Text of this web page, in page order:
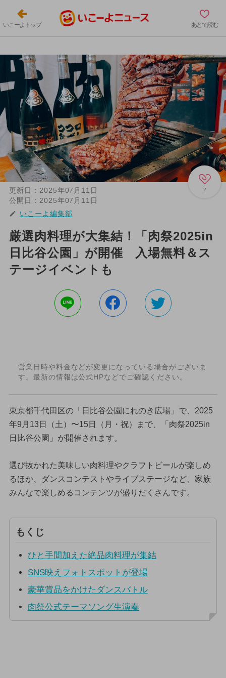
いこーよトップ あとで読む
2
更新日： 2025年07月11日
公開日： 2025年07月11日
いこーよ編集部
厳選肉料理が大集結！「肉祭2025in
日比谷公園」が開催 入場無料＆ス
テージイベントも
営業日時や料金などが変更になっている場合がございま
す。最新の情報は公式HPなどでご確認ください。
東京都千代田区の「日比谷公園にれのき広場」で、2025
年9月13日（土）〜15日（月・祝）まで、「肉祭2025in
日比谷公園」が開催されます。
選び抜かれた美味しい肉料理やクラフトビールが楽しめ
るほか、ダンスコンテストやライブステージなど、家族
みんなで楽しめるコンテンツが盛りだくさんです。
もくじ
ひと手間加えた絶品肉料理が集結
SNS映えフォトスポットが登場
豪華賞品をかけたダンスバトル
肉祭公式テーマソング生演奏